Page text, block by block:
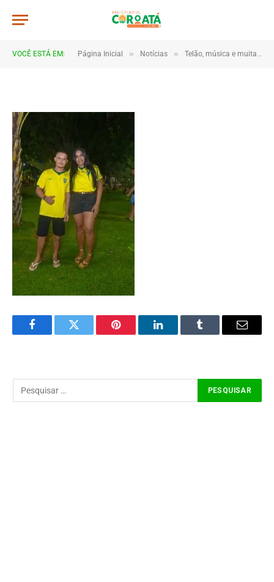
VOCÊ ESTÁ EM: Página Inicial » Notícias » Telão, música e muita torcida marcam estreia do Brasil em Coroatá
JWR_5347
FacebookTwitter Pinterest LinkedInTumblr Email